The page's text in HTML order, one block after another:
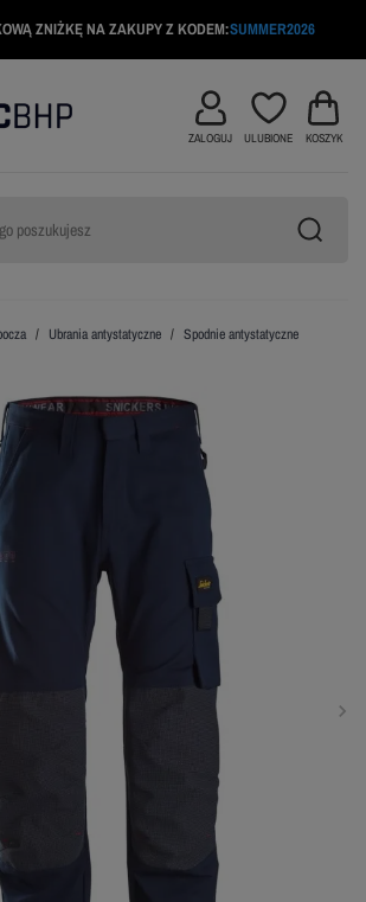
ZNIŻKĘ NA ZAKUPY Z KODEM:SUMMER2026
ZALOGUJ ULUBIONE KOSZYK
Ubrania antystatyczne
Spodnie antystatyczne